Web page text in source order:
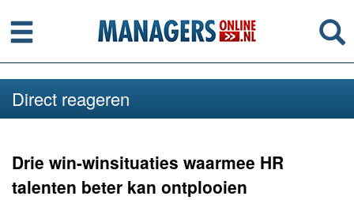
Menu
Direct reageren
Drie win-winsituaties waarmee HR
talenten beter kan ontplooien